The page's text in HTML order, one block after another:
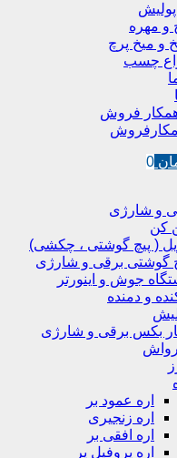
پولیش
و مهره
و میخ پرچ
چسب
همکار فروش
0
و شارژی
کن
( پیچ گوشتی ، چکشی)
گوشتی برقی و شارژی
جوش و اینورتر
و دمنده
بکس برقی و شارژی
اره عمود بر
اره زنجیری
اره افقی بر
اره پروفیل پر